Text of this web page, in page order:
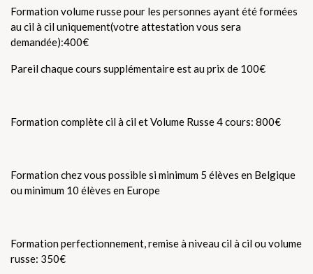
Formation volume russe pour les personnes ayant été formées
au cil à cil uniquement(votre attestation vous sera
demandée):400€
Pareil chaque cours supplémentaire est au prix de 100€
Formation complète cil à cil et Volume Russe 4 cours: 800€
Formation chez vous possible si minimum 5 élèves en Belgique
ou minimum 10 élèves en Europe
Formation perfectionnement, remise à niveau cil à cil ou volume
russe: 350€